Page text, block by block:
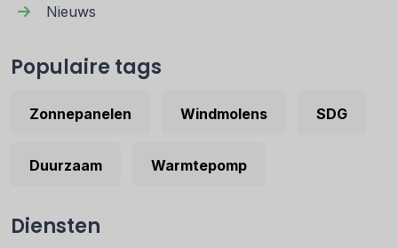
Nieuws
Populaire tags
Zonnepanelen Windmolens SDG
Duurzaam Warmtepomp
Diensten